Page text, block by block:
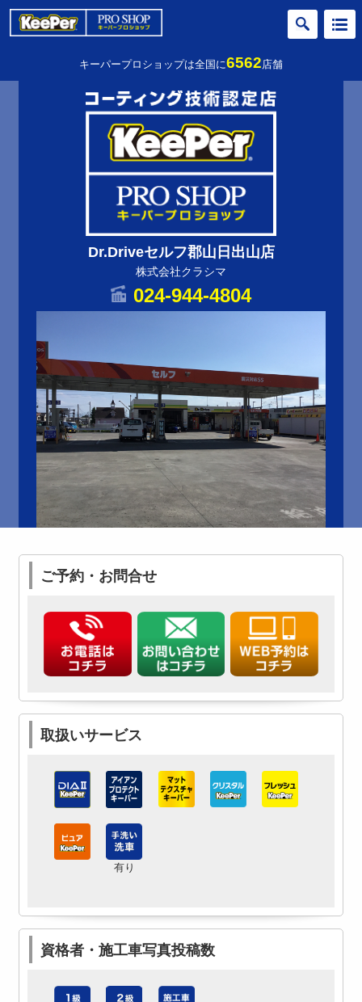
キーパープロショップは全国に6562店舗
Dr.Driveセルフ郡山日出山店
株式会社クラシマ
024-944-4804
ご予約・お問合せ
取扱いサービス
有り
資格者・施工車写真投稿数